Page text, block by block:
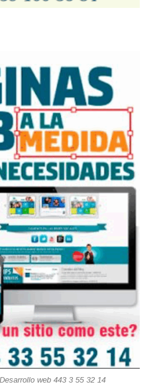
web 443 3 55 32 14